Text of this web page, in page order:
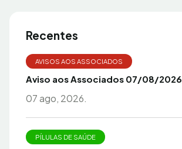
Recentes
AVISOS AOS ASSOCIADOS
Aviso aos Associados 07/08/2026
07 ago, 2026.
PÍLULAS DE SAÚDE